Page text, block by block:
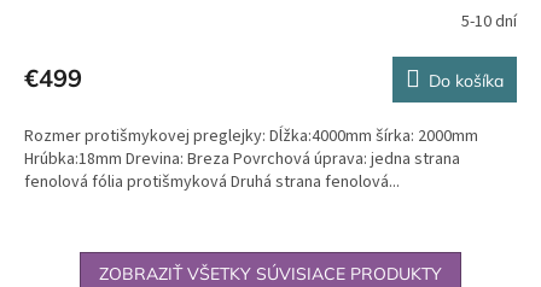
5-10 dní
€499 Do košíka
Rozmer protišmykovej preglejky: Dĺžka:4000mm šírka: 2000mm
Hrúbka:18mm Drevina: Breza Povrchová úprava: jedna strana
fenolová fólia protišmyková Druhá strana fenolová...
ZOBRAZIŤ VŠETKY SÚVISIACE PRODUKTY